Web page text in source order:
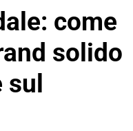
come
solido